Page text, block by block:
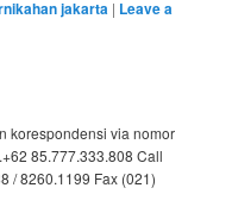
jakarta | Leave a
korespondensi via nomor
85.777.333.808 Call
/ 8260.1199 Fax (021)